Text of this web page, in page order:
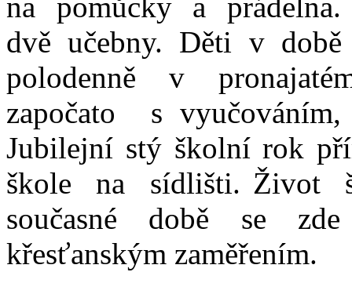
dvě učebny. Děti v
polodenně v
započato s
Jubilejní stý školní rok
škole na sídlišti. Život
současné době se
křesťanským zaměřením.